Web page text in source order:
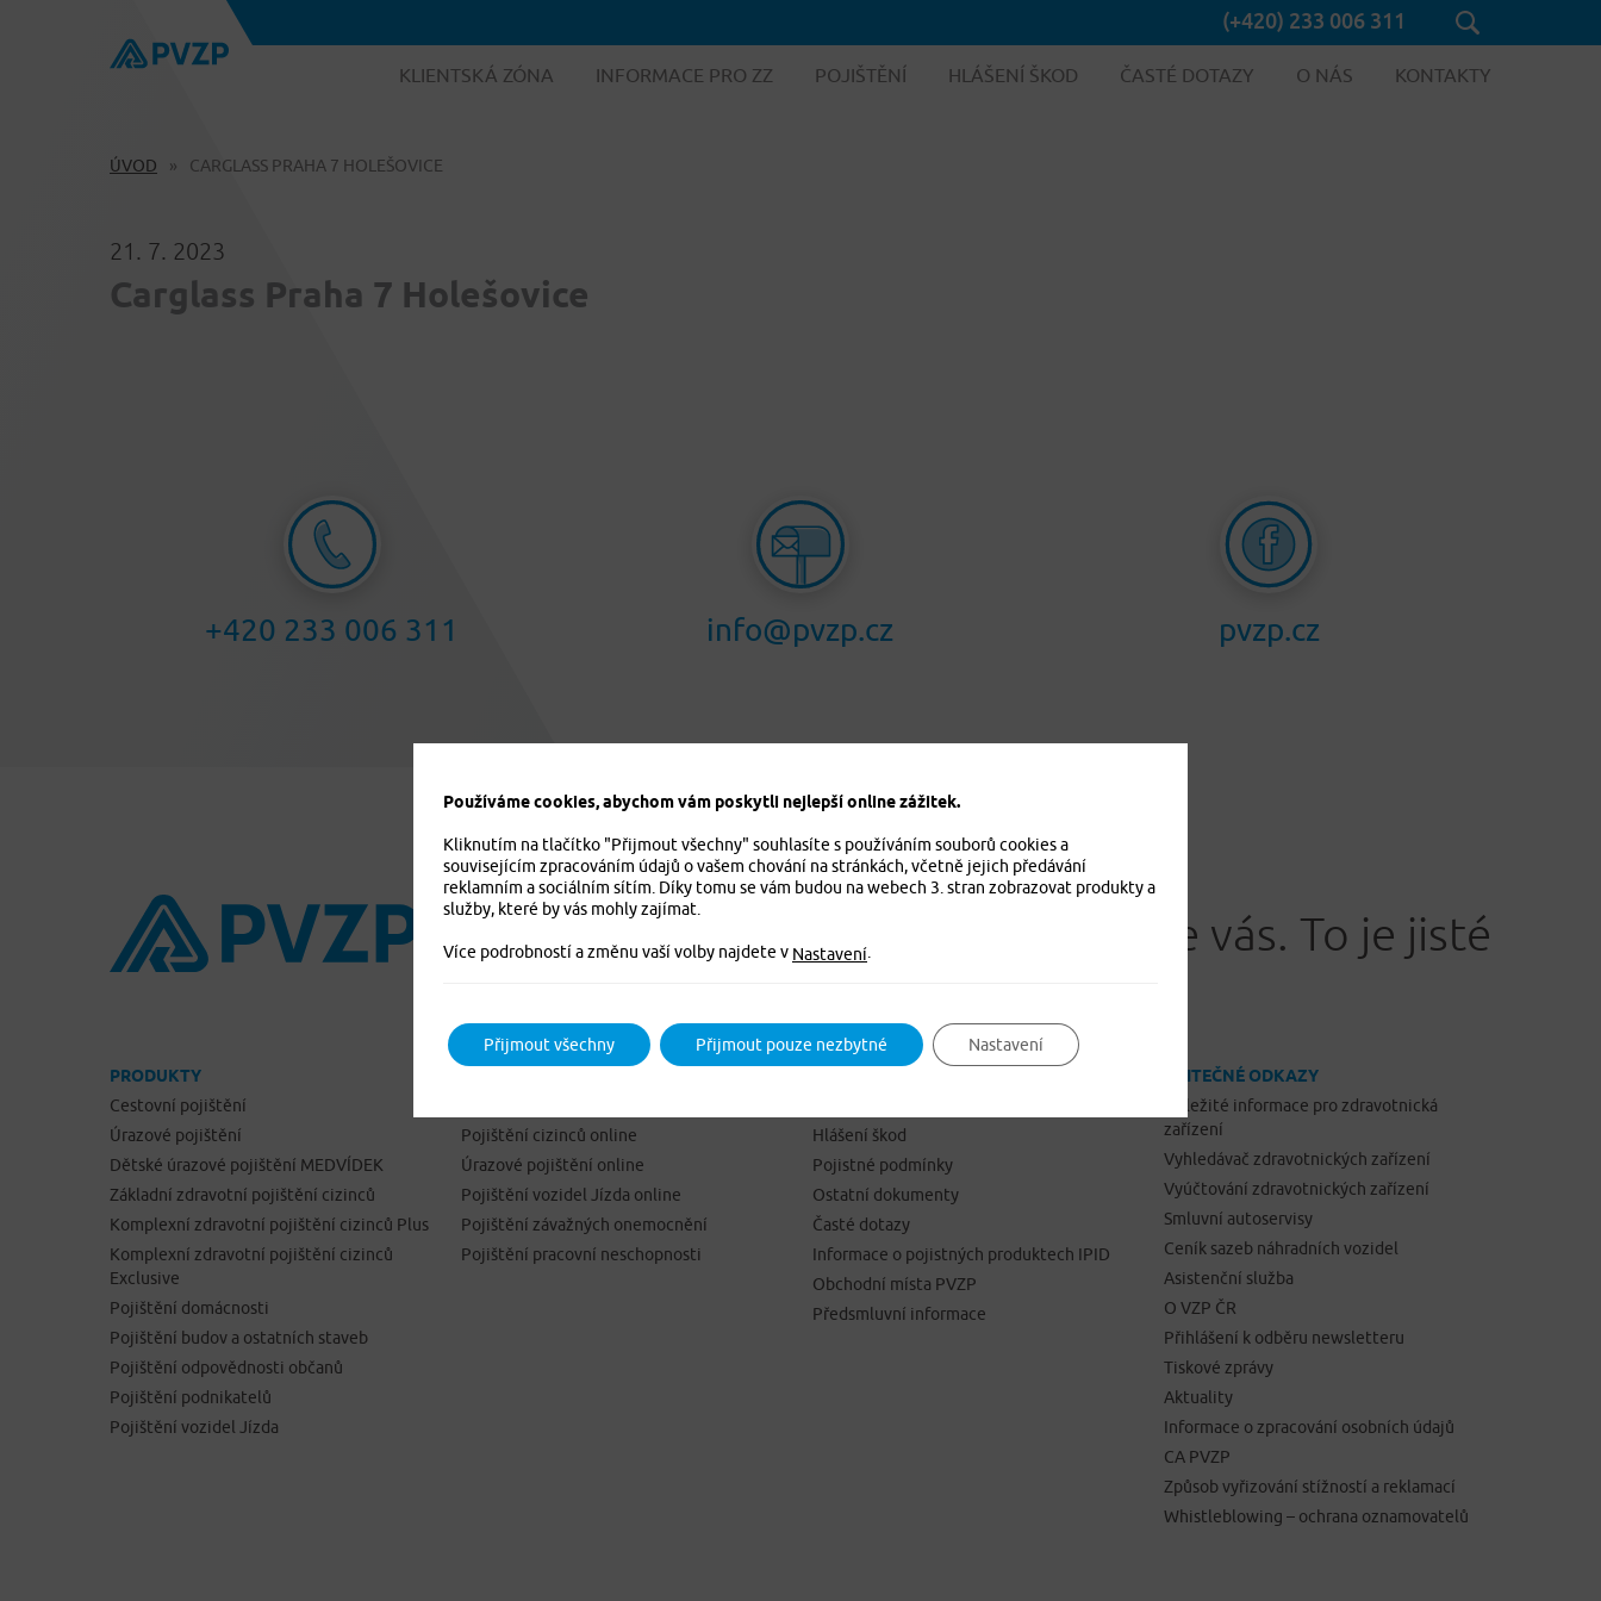
(+420) 233 006 311
KLIENTSKÁ ZÓNA INFORMACE PRO ZZ POJIŠTĚNÍ HLÁŠENÍ ŠKOD ČASTÉ DOTAZY O NÁS KONTAKTY
ÚVOD CARGLASS PRAHA 7 HOLEŠOVICE
21. 7. 2023
Carglass Praha 7 Holešovice
+420 233 006 311 info@pvzp.cz pvzp.cz
Jistíme vás. To je jisté
PRODUKTY
Cestovní pojištění
Úrazové pojištění
Dětské úrazové pojištění MEDVÍDEK
Základní zdravotní pojištění cizinců
Komplexní zdravotní pojištění cizinců Plus
Komplexní zdravotní pojištění cizinců
Exclusive
Pojištění domácnosti
Pojištění budov a ostatních staveb
Pojištění odpovědnosti občanů
Pojištění podnikatelů
Pojištění vozidel Jízda
Pojištění cizinců online
Úrazové pojištění online
Pojištění vozidel Jízda online
Pojištění závažných onemocnění
Pojištění pracovní neschopnosti
Hlášení škod
Pojistné podmínky
Ostatní dokumenty
Časté dotazy
Informace o pojistných produktech IPID
Obchodní místa PVZP
Předsmluvní informace
UŽITEČNÉ ODKAZY
Důležité informace pro zdravotnická
zařízení
Vyhledávač zdravotnických zařízení
Vyúčtování zdravotnických zařízení
Smluvní autoservisy
Ceník sazeb náhradních vozidel
Asistenční služba
O VZP ČR
Přihlášení k odběru newsletteru
Tiskové zprávy
Aktuality
Informace o zpracování osobních údajů
CA PVZP
Způsob vyřizování stížností a reklamací
Whistleblowing – ochrana oznamovatelů
Používáme cookies, abychom vám poskytli nejlepší online zážitek.
Kliknutím na tlačítko "Přijmout všechny" souhlasíte s používáním souborů cookies a
souvisejícím zpracováním údajů o vašem chování na stránkách, včetně jejich předávání
reklamním a sociálním sítím. Díky tomu se vám budou na webech 3. stran zobrazovat produkty a
služby, které by vás mohly zajímat.
Více podrobností a změnu vaší volby najdete v Nastavení.
Přijmout všechny Přijmout pouze nezbytné Nastavení